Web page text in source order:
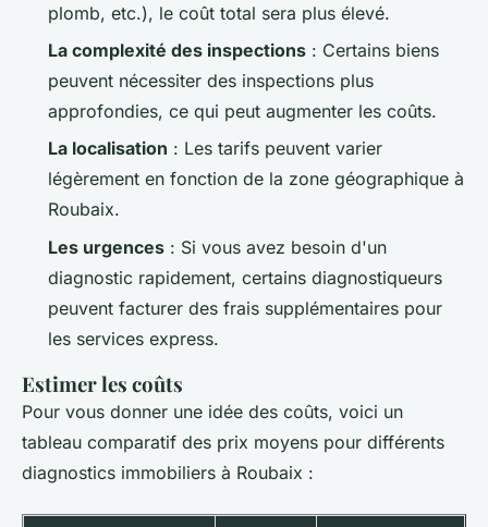
plomb, etc.), le coût total sera plus élevé.
La complexité des inspections : Certains biens
peuvent nécessiter des inspections plus
approfondies, ce qui peut augmenter les coûts.
La localisation : Les tarifs peuvent varier
légèrement en fonction de la zone géographique à
Roubaix.
Les urgences : Si vous avez besoin d'un
diagnostic rapidement, certains diagnostiqueurs
peuvent facturer des frais supplémentaires pour
les services express.
Estimer les coûts
Pour vous donner une idée des coûts, voici un
tableau comparatif des prix moyens pour différents
diagnostics immobiliers à Roubaix :